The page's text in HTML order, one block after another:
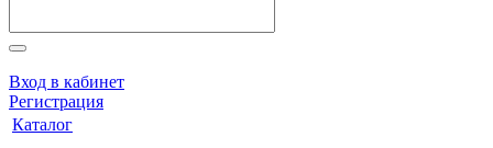
Вход в кабинет
Регистрация
Каталог